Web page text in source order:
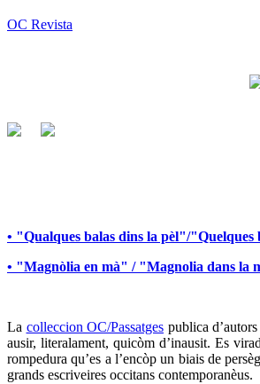
OC Revista
• "Qualques balas dins la pèl"/
• "Magnòlia en mà" / "Magnolia dans la
La colleccion OC/Passatges publica
ausir, literalament, quicòm d’inausit. Es
rompedura qu’es a l’encòp un biais de
grands escriveires occitans contemporanèus.